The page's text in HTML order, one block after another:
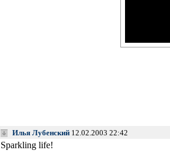
Илья Лубенский12.02.2003 22:42
Sparkling life!